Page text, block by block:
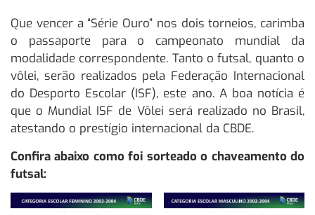
Que vencer a “Série Ouro” nos dois torneios, carimba
o passaporte para o campeonato mundial da
modalidade correspondente. Tanto o futsal, quanto o
vôlei, serão realizados pela Federação Internacional
do Desporto Escolar (ISF), este ano. A boa notícia é
que o Mundial ISF de Vôlei será realizado no Brasil,
atestando o prestígio internacional da CBDE.
Confira abaixo como foi sorteado o chaveamento do
futsal: